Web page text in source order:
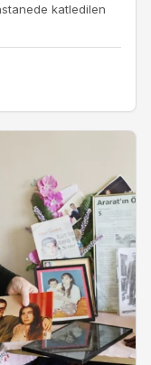
katledilen